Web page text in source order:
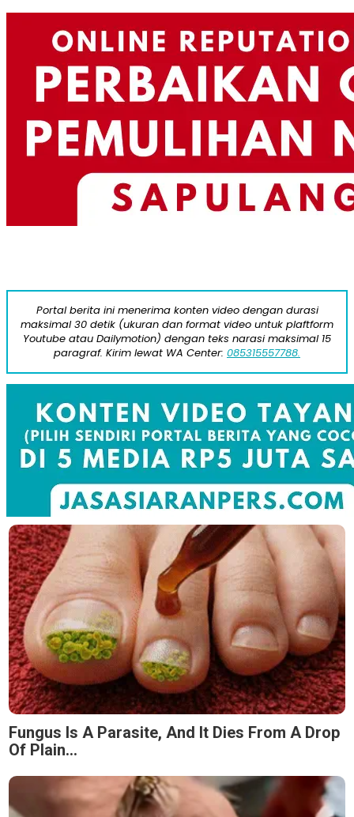
Portal berita ini menerima konten video dengan durasi
maksimal 30 detik (ukuran dan format video untuk plaftform
Youtube atau Dailymotion) dengan teks narasi maksimal 15
paragraf. Kirim lewat WA Center: 085315557788.
Fungus Is A Parasite, And It Dies From A Drop
Of Plain...